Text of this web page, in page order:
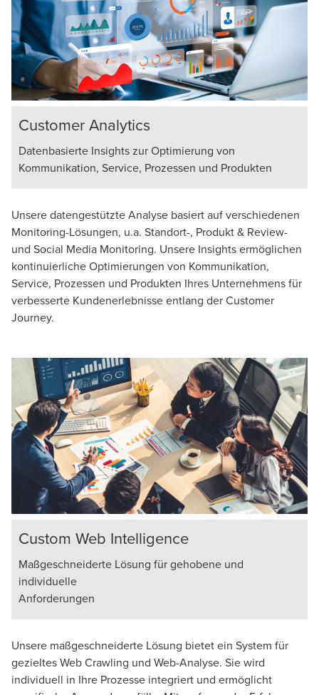
Customer Analytics
Datenbasierte Insights zur Optimierung von
Kommunikation, Service, Prozessen und Produkten
Unsere datengestützte Analyse basiert auf verschiedenen
Monitoring-Lösungen, u.a. Standort-, Produkt & Review-
und Social Media Monitoring. Unsere Insights ermöglichen
kontinuierliche Optimierungen von Kommunikation,
Service, Prozessen und Produkten Ihres Unternehmens für
verbesserte Kundenerlebnisse entlang der Customer
Journey.
Custom Web Intelligence
Maßgeschneiderte Lösung für gehobene und
individuelle
Anforderungen
Unsere maßgeschneiderte Lösung bietet ein System für
gezieltes Web Crawling und Web-Analyse. Sie wird
individuell in Ihre Prozesse integriert und ermöglicht